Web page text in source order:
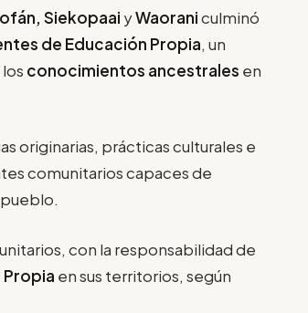
Siekopaai yWaoraniculminó
de Educación Propia, un
conocimientos ancestrales en
originarias, prácticas culturales e
comunitarios capaces de
con la responsabilidad de
Propia en sus territorios, según